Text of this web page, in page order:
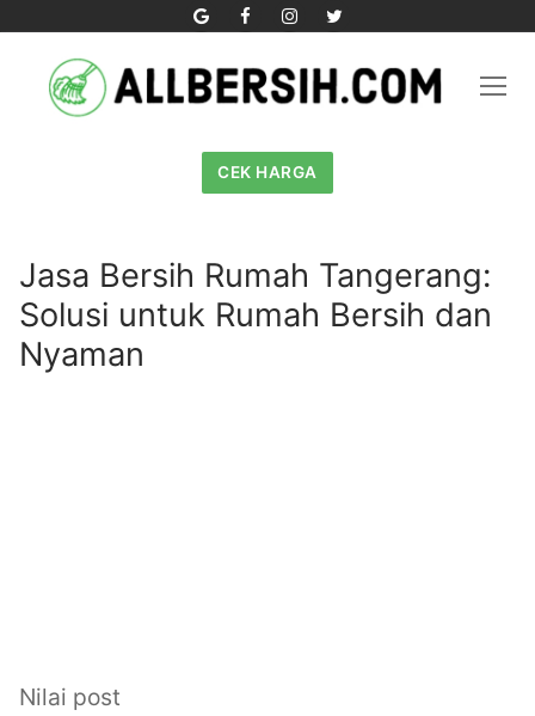
content
CEK HARGA
Jasa Bersih Rumah Tangerang:
Solusi untuk Rumah Bersih dan
Nyaman
Nilai post